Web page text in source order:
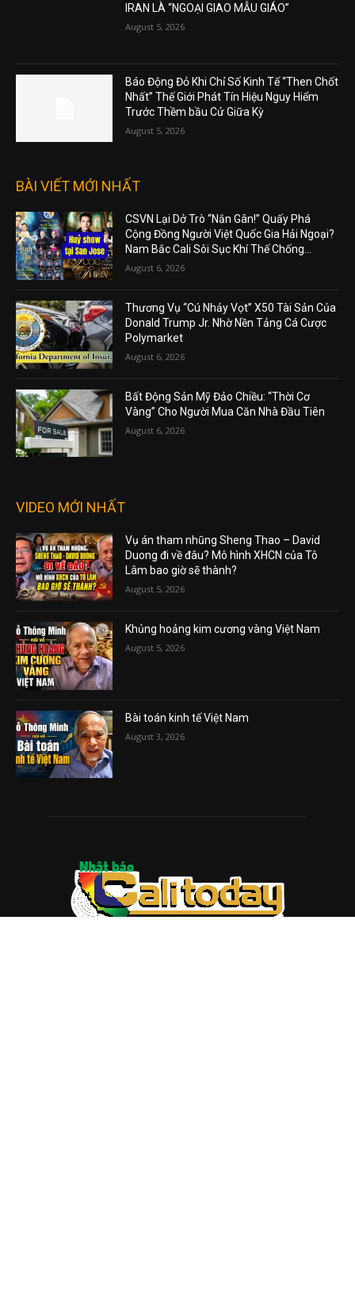
IRAN LÀ “NGOẠI GIAO MẪU GIÁO”
August 5, 2026
Báo Động Đỏ Khi Chỉ Số Kinh Tế “Then Chốt
Nhất” Thế Giới Phát Tín Hiệu Nguy Hiểm
Trước Thềm bầu Cử Giữa Kỳ
August 5, 2026
BÀI VIẾT MỚI NHẤT
CSVN Lại Dở Trò “Nắn Gân!” Quấy Phá
Cộng Đồng Người Việt Quốc Gia Hải Ngoại?
Nam Bắc Cali Sôi Sục Khí Thế Chống...
August 6, 2026
Thương Vụ “Cú Nhảy Vọt” X50 Tài Sản Của
Donald Trump Jr. Nhờ Nền Tảng Cá Cược
Polymarket
August 6, 2026
Bất Động Sản Mỹ Đảo Chiều: “Thời Cơ
Vàng” Cho Người Mua Căn Nhà Đầu Tiên
August 6, 2026
VIDEO MỚI NHẤT
Vụ án tham nhũng Sheng Thao – David
Duong đi về đâu? Mô hình XHCN của Tô
Lâm bao giờ sẽ thành?
August 5, 2026
Khủng hoảng kim cương vàng Việt Nam
August 5, 2026
Bài toán kinh tế Việt Nam
August 3, 2026